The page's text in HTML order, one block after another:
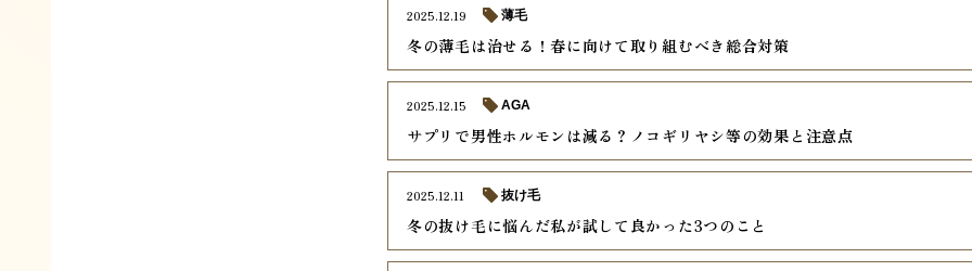
冬の薄毛は治せる！春に向けて取り組むべき総合対策
2025.12.19 薄毛
サプリで男性ホルモンは減る？ノコギリヤシ等の効果と注意点
2025.12.15 AGA
冬の抜け毛に悩んだ私が試して良かった3つのこと
2025.12.11 抜け毛